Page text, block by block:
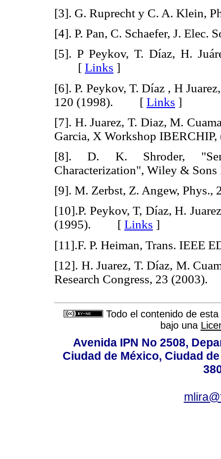
[3]. G. Ruprecht y C. A. Klein,
[4]. P. Pan, C. Schaefer, J. Elec.
[5]. P Peykov, T. Díaz, H.
[ Links ]
[6]. P. Peykov, T. Díaz , H
120 (1998). [ Links ]
[7]. H. Juarez, T. Diaz, M.
Garcia, X Workshop
[8]. D. K. Shroder,
Characterization", Wiley &
[9]. M. Zerbst, Z. Angew,
[10].P. Peykov, T, Díaz, H.
(1995). [ Links ]
[11].F. P. Heiman, Trans. IEEE
[12]. H. Juarez, T. Díaz, M.
Research Congress, 23
Todo el contenido de
bajo una
Avenida IPN No 2508,
Ciudad de México, Ciudad